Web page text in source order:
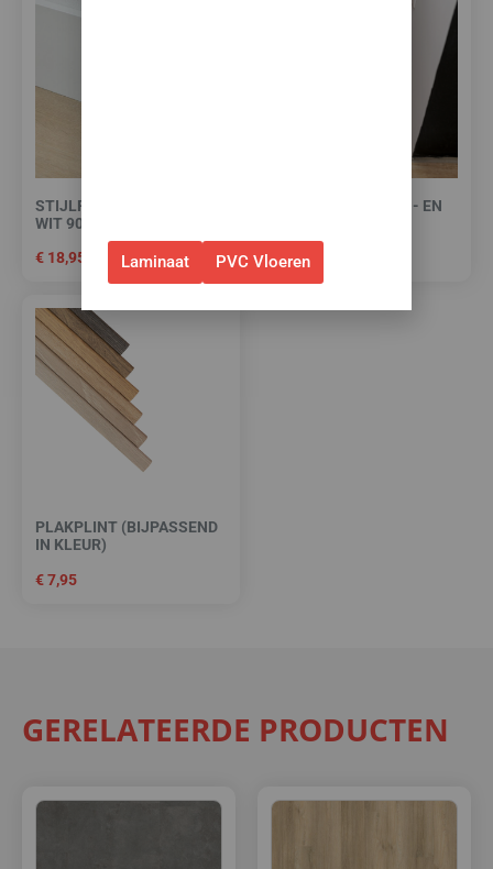
STIJLPLINT AMSTERDAM
WIT 9010 FOLIE 12 CM.
€ 18,95
HIGH TACK PLINTEN- EN
€15,00
PLAKPLINT (BIJPASSEND
IN KLEUR)
€7,95
GERELATEERDE PRODUCTEN
Laminaat PVC Vloeren